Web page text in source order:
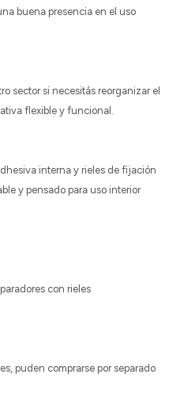
buena presencia en el uso
sector si necesitás reorganizar el
flexible y funcional.
interna y rieles de fijación
y pensado para uso interior
con rieles
puden comprarse por separado